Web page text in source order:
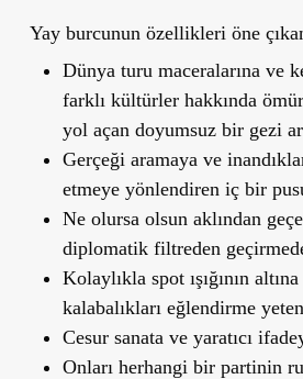
Yay burcunun özellikleri öne
Dünya turu maceralarına ve
farklı kültürler hakkında
yol açan doyumsuz bir gezi
Gerçeği aramaya ve
etmeye yönlendiren iç bir
Ne olursa olsun aklından
diplomatik filtreden
Kolaylıkla spot ışığının
kalabalıkları eğlendirme
Cesur sanata ve yaratıcı
Onları herhangi bir partinin